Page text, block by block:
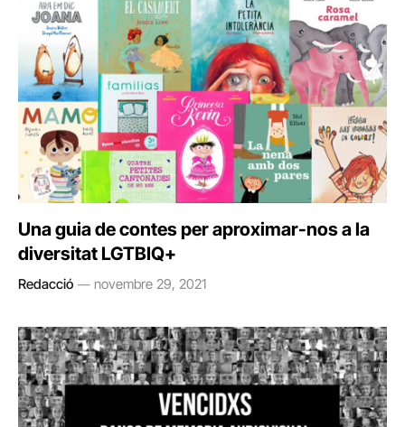
Una guia de contes per aproximar-nos a la
diversitat LGTBIQ+
Redacció novembre 29, 2021